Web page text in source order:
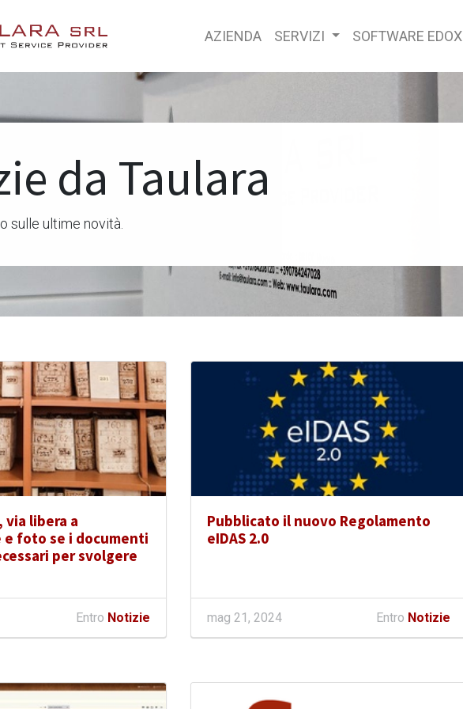
AZIENDA SERVIZI SOFTWARE EDOX
da Taulara
sulle ultime novità.
libera a
e foto se i documenti
per svolgere
Entro Notizie
Pubblicato il nuovo Regolamento
eIDAS 2.0
mag 21, 2024 Entro Notizie